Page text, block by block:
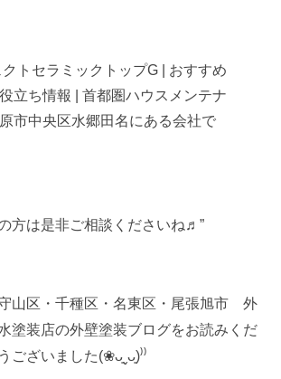
方は是非ご相談くださいね♬”
山区・千種区・名東区・尾張旭市 外
塗装店の外壁塗装ブログをお読みくだ
ございました(❀ᴗ͈ˬᴗ͈)⁾⁾